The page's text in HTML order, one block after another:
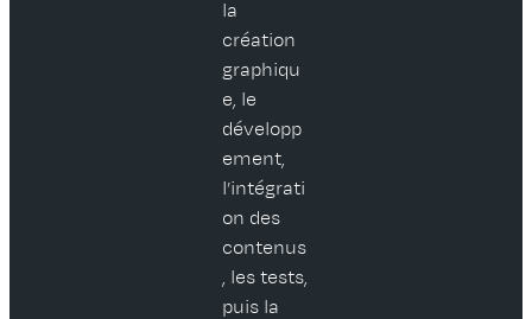
la
création
graphiqu
e, le
développ
ement,
l’intégrati
on des
contenus
, les tests,
puis la